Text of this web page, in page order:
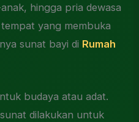
hingga pria dewasa
yang membuka
sunat bayi di Rumah
budaya atau adat.
dilakukan untuk